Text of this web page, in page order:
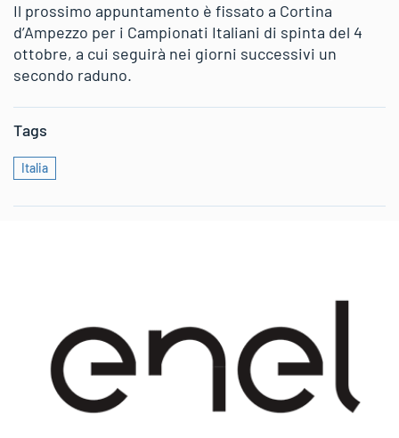
Il prossimo appuntamento è fissato a Cortina
d’Ampezzo per i Campionati Italiani di spinta del 4
ottobre, a cui seguirà nei giorni successivi un
secondo raduno.
Tags
Italia